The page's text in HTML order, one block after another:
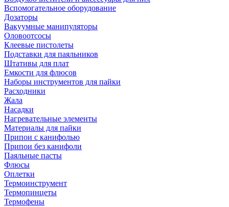
Вспомогательное оборудование
Дозаторы
Вакуумные манипуляторы
Оловоотсосы
Клеевые пистолеты
Подставки для паяльников
Штативы для плат
Емкости для флюсов
Наборы инструментов для пайки
Расходники
Жала
Насадки
Нагревательные элементы
Материалы для пайки
Припои с канифолью
Припои без канифоли
Паяльные пасты
Флюсы
Оплетки
Термоинструмент
Термопинцеты
Термофены